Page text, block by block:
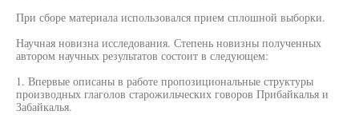
При сборе материала использовался прием сплошной выборки.
Научная новизна исследования. Степень новизны полученных
автором научных результатов состоит в следующем:
1. Впервые описаны в работе пропозициональные структуры
производных глаголов старожильческих говоров Прибайкалья и
Забайкалья.